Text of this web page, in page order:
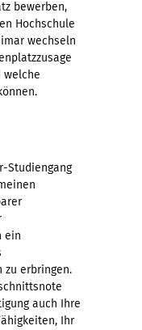
bewerben,
Hochschule
wechseln
welche
Studiengang
ein
zu erbringen.
auch Ihre
Ihr